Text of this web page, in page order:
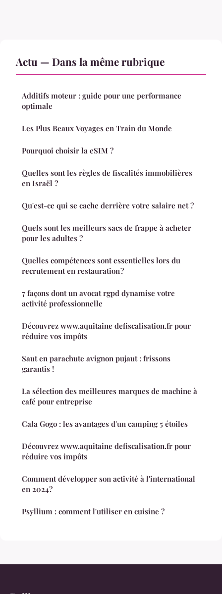
Actu — Dans la même rubrique
Additifs moteur : guide pour une performance
optimale
Les Plus Beaux Voyages en Train du Monde
Pourquoi choisir la eSIM ?
Quelles sont les règles de fiscalités immobilières
en Israël ?
Qu'est-ce qui se cache derrière votre salaire net ?
Quels sont les meilleurs sacs de frappe à acheter
pour les adultes ?
Quelles compétences sont essentielles lors du
recrutement en restauration ?
7 façons dont un avocat rgpd dynamise votre
activité professionnelle
Découvrez www.aquitaine defiscalisation.fr pour
réduire vos impôts
Saut en parachute avignon pujaut : frissons
garantis !
La sélection des meilleures marques de machine à
café pour entreprise
Cala Gogo : les avantages d'un camping 5 étoiles
Découvrez www.aquitaine defiscalisation.fr pour
réduire vos impôts
Comment développer son activité à l'international
en 2024?
Psyllium : comment l'utiliser en cuisine ?